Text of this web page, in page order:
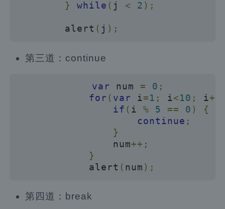
}
while ( j < 2 );
        alert
( j );
第三道：continue
var num = 0 ;
for ( var i= 1 ; i< 10 ; i
if ( i % 5 == 0 )
{
continue ;
}
                num
++;
}
            alert
( num );
第四道：break